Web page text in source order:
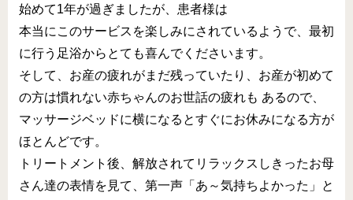
始めて1年が過ぎましたが、患者様は
本当にこのサービスを楽しみにされているようで、最初
に行う足浴からとても喜んでくださいます。
そして、お産の疲れがまだ残っていたり、お産が初めて
の方は慣れない赤ちゃんのお世話の疲れも あるので、
マッサージベッドに横になるとすぐにお休みになる方が
ほとんどです。
トリートメント後、解放されてリラックスしきったお母
さん達の表情を見て、第一声「あ～気持ちよかった」と